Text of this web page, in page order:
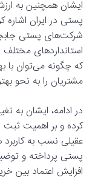
شرکت‌های پستی
استانداردهای
که چگونه می‌توان با
مشتریان را به نحو
در ادامه، ایشان به
کرده و بر اهمیت
عقیلی نسب به
پستی پرداخته و
افزایش اعتماد بین